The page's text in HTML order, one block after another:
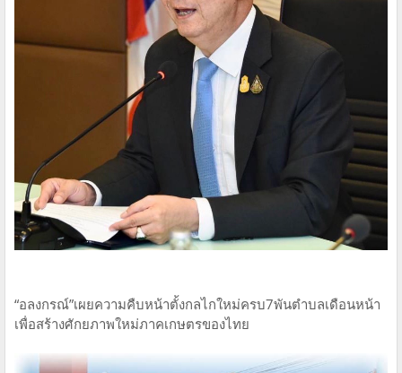
“อลงกรณ์”เผยความคืบหน้าตั้งกลไกใหม่ครบ7พันตำบลเดือนหน้า
เพื่อสร้างศักยภาพใหม่ภาคเกษตรของไทย